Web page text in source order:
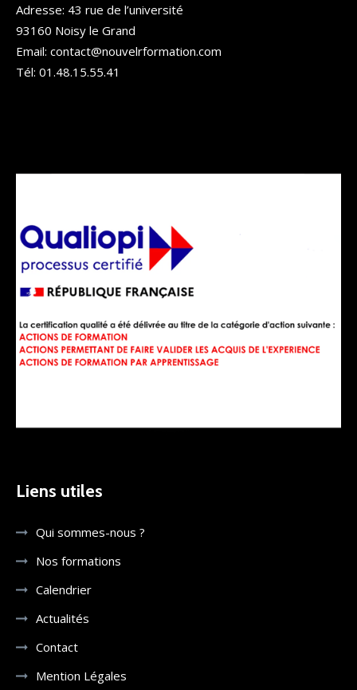
Adresse: 43 rue de l’université
93160 Noisy le Grand
Email: contact@nouvelrformation.com
Tél: 01.48.15.55.41
Liens utiles
Qui sommes-nous ?
Nos formations
Calendrier
Actualités
Contact
Mention Légales